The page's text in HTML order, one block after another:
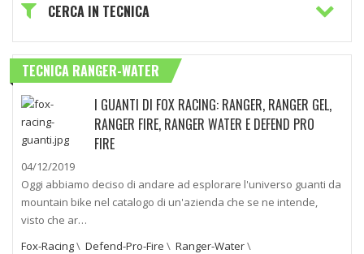
CERCA IN TECNICA
TECNICA RANGER-WATER
I GUANTI DI FOX RACING: RANGER, RANGER GEL,
RANGER FIRE, RANGER WATER E DEFEND PRO
FIRE
04/12/2019
Oggi abbiamo deciso di andare ad esplorare l'universo guanti da
mountain bike nel catalogo di un'azienda che se ne intende,
visto che ar…
Fox-Racing\ Defend-Pro-Fire \ Ranger-Water\